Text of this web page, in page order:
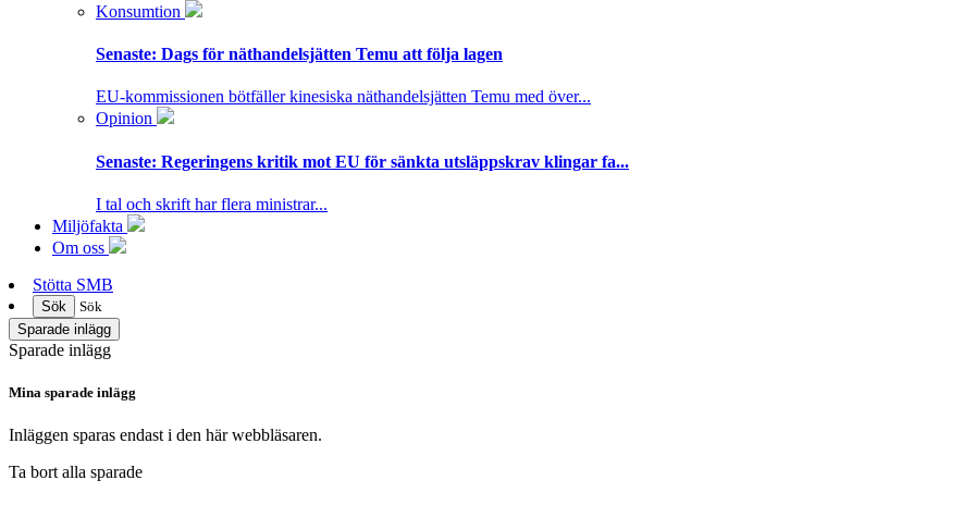
Konsumtion
Senaste: Dags för näthandelsjätten Temu att följa lagen
EU-kommissionen bötfäller kinesiska näthandelsjätten Temu med över...
Opinion
Senaste: Regeringens kritik mot EU för sänkta utsläppskrav klingar fa...
I tal och skrift har flera ministrar...
Miljöfakta
Om oss
Stötta SMB
Sök
Sök
Sparade inlägg
Sparade inlägg
Mina sparade inlägg
Inläggen sparas endast i den här webbläsaren.
Ta bort alla sparade